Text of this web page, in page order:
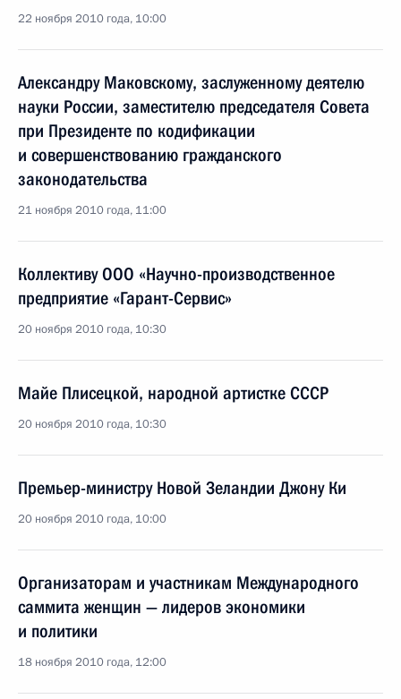
22 ноября 2010 года, 10:00
Александру Маковскому, заслуженному деятелю
науки России, заместителю председателя Совета
при Президенте по кодификации
и совершенствованию гражданского
законодательства
21 ноября 2010 года, 11:00
Коллективу ООО «Научно-производственное
предприятие «Гарант-Сервис»
20 ноября 2010 года, 10:30
Майе Плисецкой, народной артистке СССР
20 ноября 2010 года, 10:30
Премьер-министру Новой Зеландии Джону Ки
20 ноября 2010 года, 10:00
Организаторам и участникам Международного
саммита женщин — лидеров экономики
и политики
18 ноября 2010 года, 12:00